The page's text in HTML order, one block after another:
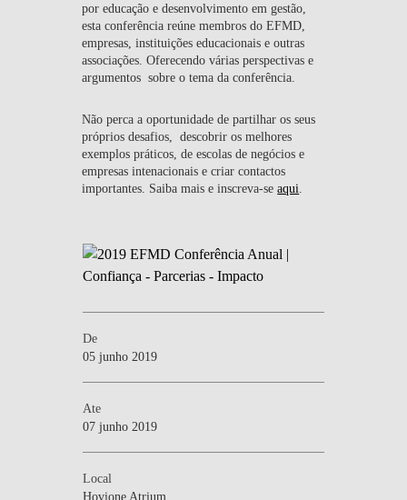
por educação e desenvolvimento em gestão,
esta conferência reúne membros do EFMD,
empresas, instituições educacionais e outras
associações. Oferecendo várias perspectivas e
argumentos sobre o tema da conferência.
Não perca a oportunidade de partilhar os seus
próprios desafios, descobrir os melhores
exemplos práticos, de escolas de negócios e
empresas intenacionais e criar contactos
importantes. Saiba mais e inscreva-seaqui
De
05 junho 2019
Ate
07 junho 2019
Local
Hovione Atrium